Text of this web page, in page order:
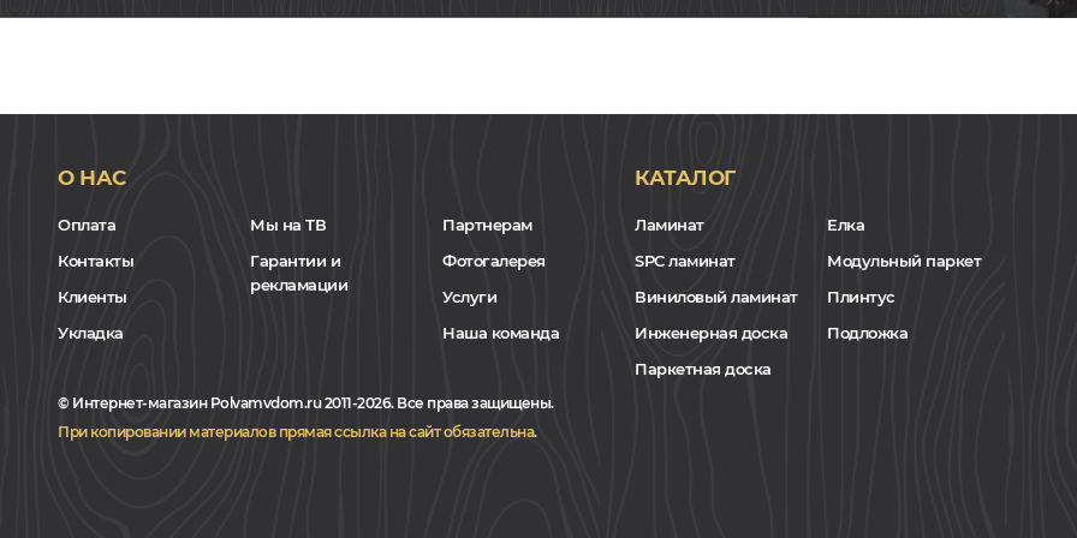
О НАС
Оплата
Контакты
Клиенты
Укладка
Мы на ТВ
Гарантии и
рекламации
Партнерам
Фотогалерея
Услуги
Наша команда
КАТАЛОГ
Ламинат
SPC ламинат
Виниловый ламинат
Инженерная доска
Паркетная доска
Елка
Модульный паркет
Плинтус
Подложка
© Интернет-магазин Polvamvdom.ru 2011-2026. Все права защищены.
При копировании материалов прямая ссылка на сайт обязательна.